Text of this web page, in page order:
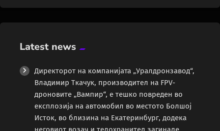
Latest news
Директорот на компанијата „Уралдронзавод“,
Владимир Ткачук, производител на FPV-
дроновите „Вампир“, е тешко повреден во
експлозија на автомобил во местото Болшој
Исток, во близина на Екатеринбург, додека